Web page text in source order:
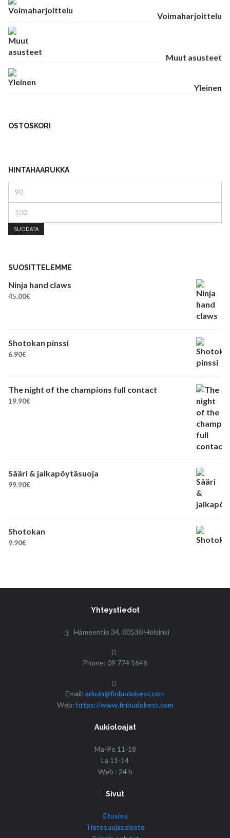
Voimaharjoittelu
Muut asusteet
Yleinen
OSTOSKORI
HINTAHAARUKKA
SUODATA
SUOSITTELEMME
Ninja hand claws
45.00€
Shotokan pinssi
6.90€
The night of the champions full contact
19.90€
Sääri & jalkapöytäsuoja
99.90€
Shotokan
9.90€
Yhteystiedot
Hämeentie 34, 00530 Helsinki
Phone: 09 774 1646
Email: admin@finbudobest.com
Web: https://www.finbudobest.com
Aukioloajat
Ma-Pe 11-18
La 11-14
Web : 24 h
Sivut
Etusivu
Tietosuojaseloste